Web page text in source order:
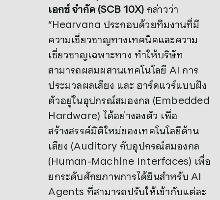
เอกซ์ จำกัด (SCB 10X) กล่าวว่า
“Hearvana ประกอบด้วยทีมงานที่มี
ความเชี่ยวชาญทางเทคนิคและความ
เชี่ยวชาญเฉพาะทาง ทำให้บริษัท
สามารถผสมผสานเทคโนโลยี AI การ
ประมวลผลเสียง และ ฮาร์ดแวร์แบบฝัง
ตัวอยู่ในอุปกรณ์สมองกล (Embedded
Hardware) ได้อย่างลงตัว เพื่อ
สร้างสรรค์มิติใหม่ของเทคโนโลยีด้าน
เสียง (Auditory กับอุปกรณ์สมองกล
(Human-Machine Interfaces) เพื่อ
ยกระดับศักยภาพการได้ยินสำหรับ AI
Agents ที่สามารถปรับให้เข้ากับแต่ละ